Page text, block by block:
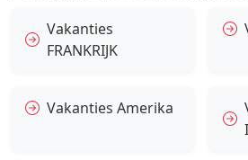
Vakanties
FRANKRIJK
Vakanties Amerika